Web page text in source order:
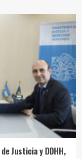
Justicia y DDHH,